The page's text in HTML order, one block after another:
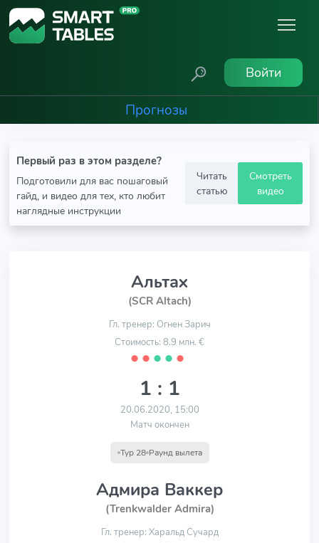
Войти
Прогнозы
Первый раз в этом разделе?
Подготовили для вас пошаговый
гайд, и видео для тех, кто любит
наглядные инструкции
Читать
статью
Смотреть
видео
Альтах
(SCR Altach)
Гл. тренер: Огнен Зарич
Стоимость: 8.9 млн. €
⬤ ⬤ ⬤ ⬤ ⬤
1 : 1
20.06.2020, 15:00
Матч окончен
Тур 28 Раунд вылета
Адмира Ваккер
(Trenkwalder Admira)
Гл. тренер: Харальд Сучард